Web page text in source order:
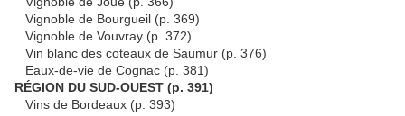
Vignoble de Bourgueil (p. 369)
Vignoble de Vouvray (p. 372)
Vin blanc des coteaux de Saumur (p. 376)
Eaux-de-vie de Cognac (p. 381)
RÉGION DU SUD-OUEST (p. 391)
Vins de Bordeaux (p. 393)